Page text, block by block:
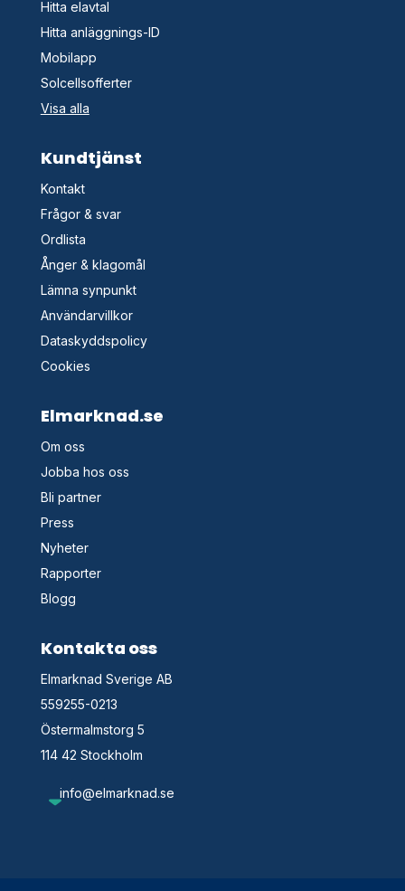
Hitta elavtal
Hitta anläggnings-ID
Mobilapp
Solcellsofferter
Visa alla
Kundtjänst
Kontakt
Frågor & svar
Ordlista
Ånger & klagomål
Lämna synpunkt
Användarvillkor
Dataskyddspolicy
Cookies
Elmarknad.se
Om oss
Jobba hos oss
Bli partner
Press
Nyheter
Rapporter
Blogg
Kontakta oss
Elmarknad Sverige AB
559255-0213
Östermalmstorg 5
114 42 Stockholm
info@elmarknad.se